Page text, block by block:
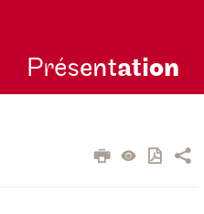
Présentation